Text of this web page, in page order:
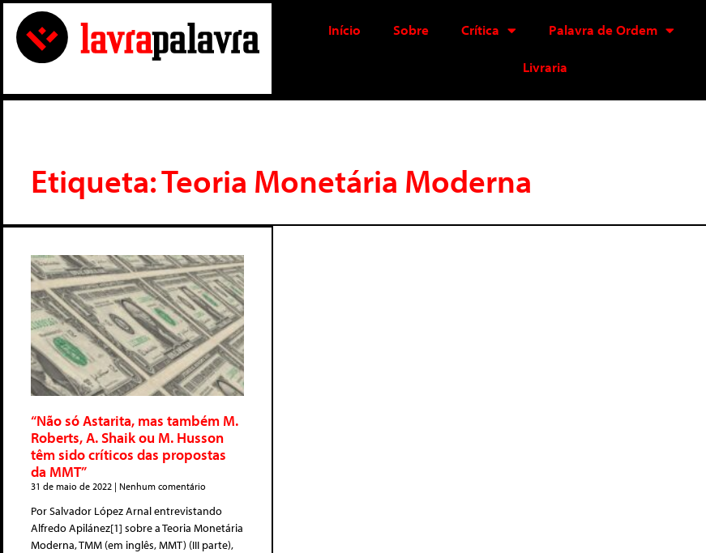
Início Sobre Crítica Palavra de Ordem
Livraria
Etiqueta: Teoria Monetária Moderna
“Não só Astarita, mas também M.
Roberts, A. Shaik ou M. Husson
têm sido críticos das propostas
da MMT”
31 de maio de 2022 Nenhum comentário
Por Salvador López Arnal entrevistando
Alfredo Apilánez[1] sobre a Teoria Monetária
Moderna, TMM (em inglês, MMT) (III parte),